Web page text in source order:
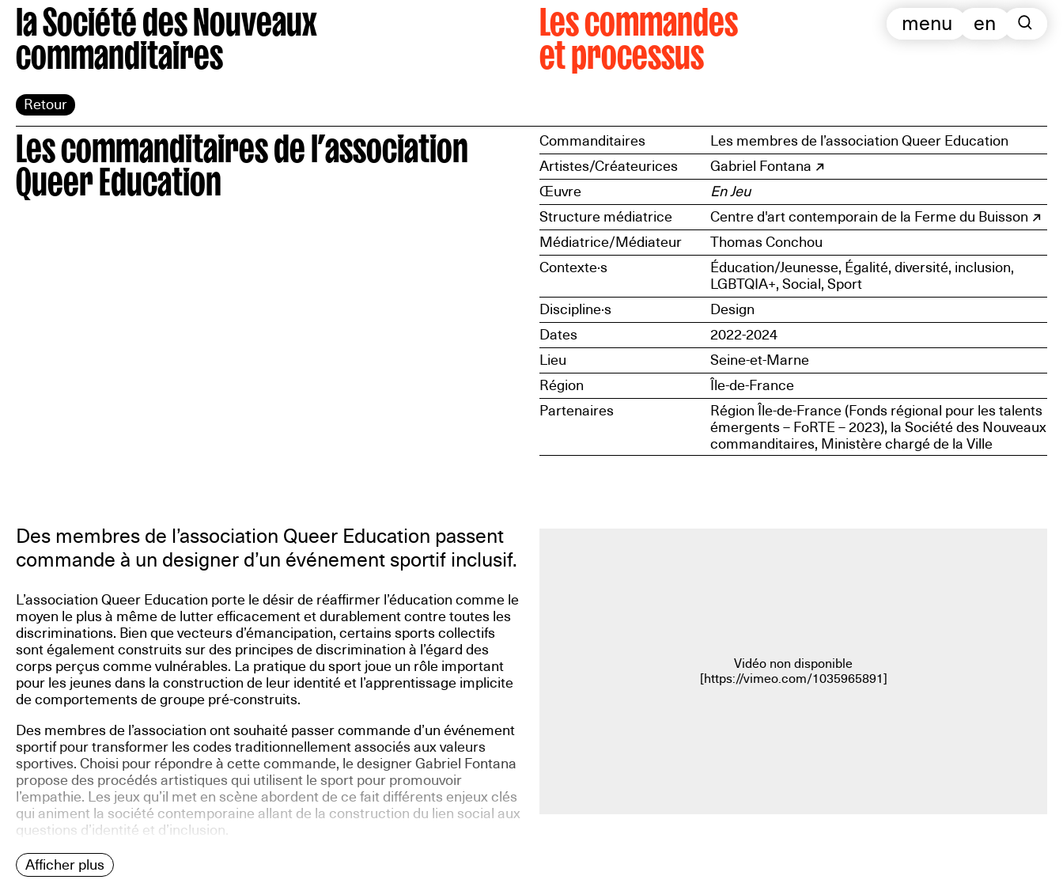
la Société des Nouveaux
commanditaires
Retour
Les commandes
et processus
en
menu
Les commanditaires de l’association
Queer Education
Commanditaires
Les membres de l’association Queer Education
Artistes/Créateurices
Gabriel Fontana
Œuvre
En Jeu
Structure médiatrice
Centre d'art contemporain de la Ferme du Buisson
Médiatrice/Médiateur
Thomas Conchou
Contexte·s
Éducation/Jeunesse, Égalité, diversité, inclusion,
LGBTQIA+, Social, Sport
Discipline·s
Design
Dates
2022-2024
Lieu
Seine-et-Marne
Région
Île-de-France
Partenaires
Région Île-de-France (Fonds régional pour les talents
émergents – FoRTE – 2023), la Société des Nouveaux
commanditaires, Ministère chargé de la Ville
Des membres de l’association Queer Education passent
commande à un designer d’un événement sportif inclusif.
L’association Queer Education porte le désir de réaffirmer l’éducation comme le
moyen le plus à même de lutter efficacement et durablement contre toutes les
discriminations. Bien que vecteurs d’émancipation, certains sports collectifs
sont également construits sur des principes de discrimination à l’égard des
corps perçus comme vulnérables. La pratique du sport joue un rôle important
pour les jeunes dans la construction de leur identité et l’apprentissage implicite
de comportements de groupe pré-construits.
Des membres de l’association ont souhaité passer commande d’un événement
sportif pour transformer les codes traditionnellement associés aux valeurs
sportives. Choisi pour répondre à cette commande, le designer Gabriel Fontana
propose des procédés artistiques qui utilisent le sport pour promouvoir
l’empathie. Les jeux qu’il met en scène abordent de ce fait différents enjeux clés
qui animent la société contemporaine allant de la construction du lien social aux
questions d’identité et d’inclusion.
Afficher plus
Vidéo non disponible
[https://vimeo.com/1035965891]